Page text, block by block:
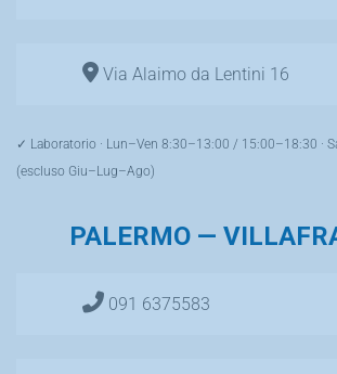
Via Alaimo da Lentini 16
✓ Laboratorio · Lun–Ven 8:30–13:00 / 15:00–18:30 ·
(escluso Giu–Lug–Ago)
PALERMO —
091 6375583